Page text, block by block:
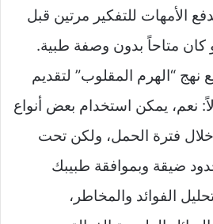
الأمهات للتفكير مرتين قبل
كان متاحاً بدون وصفة طبية.
نهج “الهرم المقلوب” لتقديم
نعم، يمكن استخدام بعض أنواع
فترة الحمل، ولكن تحت
ضيقة وبموافقة طبيبك
الفوائد والمخاطر،